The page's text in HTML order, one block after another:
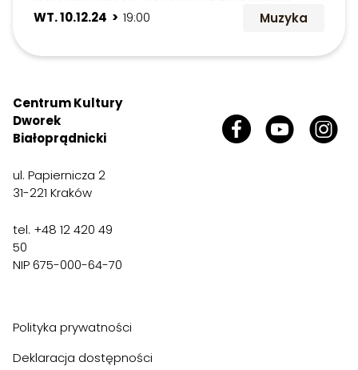
WT. 10.12.24 > 19:00 Muzyka
Centrum Kultury
Dworek
Białoprądnicki
ul. Papiernicza 2
31-221 Kraków
tel. +48 12 420 49
50
NIP 675-000-64-70
Polityka prywatności
Deklaracja dostępności